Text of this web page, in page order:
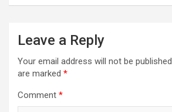
Leave a Reply
Your email address will not be published.
are marked *
Comment *